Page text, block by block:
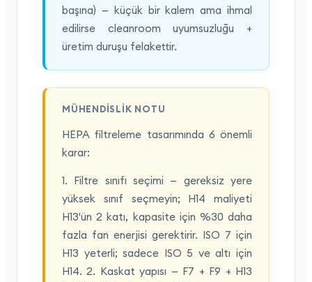
başına) — küçük bir kalem ama ihmal
edilirse cleanroom uyumsuzluğu +
üretim duruşu felakettir.
MÜHENDISLIK NOTU
HEPA filtreleme tasarımında 6 önemli
karar:
1. Filtre sınıfı seçimi — gereksiz yere
yüksek sınıf seçmeyin; H14 maliyeti
H13'ün 2 katı, kapasite için %30 daha
fazla fan enerjisi gerektirir. ISO 7 için
H13 yeterli; sadece ISO 5 ve altı için
H14. 2. Kaskat yapısı — F7 + F9 + H13